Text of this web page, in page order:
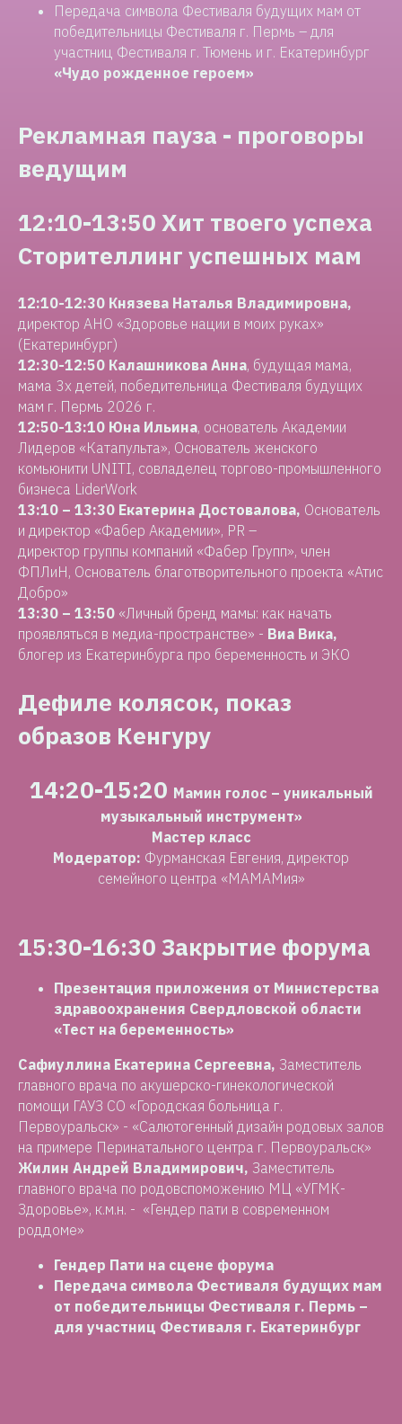
Передача символа Фестиваля будущих мам от
победительницы Фестиваля г. Пермь – для
участниц Фестиваля г. Тюмень и г. Екатеринбург
«Чудо рожденное героем»
Рекламная пауза - проговоры
ведущим
12:10-13:50 Хит твоего успеха
Сторителлинг успешных мам
12:10-12:30 Князева Наталья Владимировна,
директор АНО «Здоровье нации в моих руках»
(Екатеринбург)
12:30-12:50 Калашникова Анна, будущая мама,
мама 3х детей, победительница Фестиваля будущих
мам г. Пермь 2026 г.
12:50-13:10 Юна Ильина, основатель Академии
Лидеров «Катапульта», Основатель женского
комьюнити UNITI, совладелец торгово-промышленного
бизнеса LiderWork
13:10 – 13:30 Екатерина Достовалова, Основатель
и директор «Фабер Академии», PR –
директор группы компаний «Фабер Групп», член
ФПЛиН, Основатель благотворительного проекта «Атис
Добро»
13:30 – 13:50 «Личный бренд мамы: как начать
проявляться в медиа-пространстве» - Виа Вика,
блогер из Екатеринбурга про беременность и ЭКО
Дефиле колясок, показ
образов Кенгуру
14:20-15:20 Мамин голос – уникальный
музыкальный инструмент»
Мастер класс
Модератор: Фурманская Евгения, директор
семейного центра «МАМАМия»
15:30-16:30 Закрытие форума
Презентация приложения от Министерства
здравоохранения Свердловской области
«Тест на беременность»
Сафиуллина Екатерина Сергеевна, Заместитель
главного врача по акушерско-гинекологической
помощи ГАУЗ СО «Городская больница г.
Первоуральск» - «Салютогенный дизайн родовых залов
на примере Перинатального центра г. Первоуральск»
Жилин Андрей Владимирович, Заместитель
главного врача по родовспоможению МЦ «УГМК-
Здоровье», к.м.н. - «Гендер пати в современном
роддоме»
Гендер Пати на сцене форума
Передача символа Фестиваля будущих мам
от победительницы Фестиваля г. Пермь –
для участниц Фестиваля г. Екатеринбург